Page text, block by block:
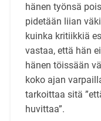
hänen työnsä
pidetään liian
kuinka kritiikkiä
vastaa, että hän
hänen töissään
koko ajan
tarkoittaa sitä
huvittaa”.